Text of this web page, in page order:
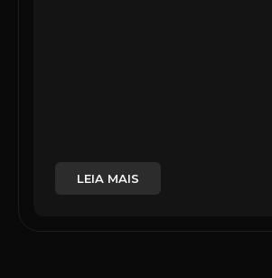
LEIA MAIS